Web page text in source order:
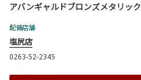
アバンギャルドブロンズメタリック
配備店舗
塩尻店
0263-52-2345